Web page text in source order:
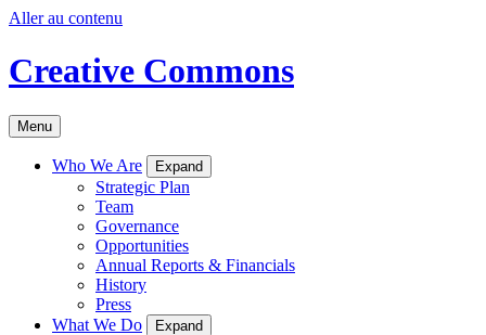
Aller au contenu
Creative Commons
Menu
Who We Are Expand
Strategic Plan
Team
Governance
Opportunities
Annual Reports & Financials
History
Press
What We Do
Expand